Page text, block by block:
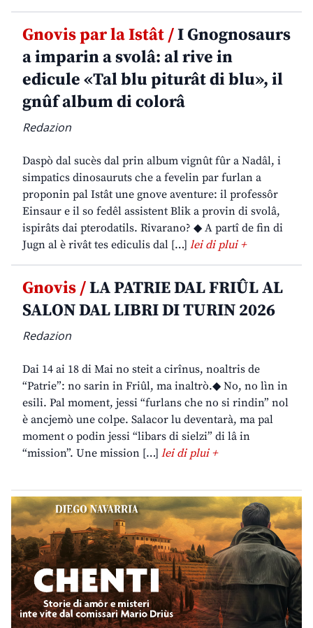
Gnovis par la Istât /I Gnognosaurs
a imparin a svolâ: al rive in
edicule «Tal blu piturât di blu», il
gnûf album di colorâ
Redazion
Daspò dal sucès dal prin album vignût fûr a Nadâl, i
simpatics dinosauruts che a fevelin par furlan a
proponin pal Istât une gnove aventure: il professôr
Einsaur e il so fedêl assistent Blik a provin di svolâ,
ispirâts dai pterodatils. Rivarano? ◆ A partî de fin di
Jugn al è rivât tes ediculis dal […] lei di plui +
Gnovis /LA PATRIE DAL FRIÛL AL
SALON DAL LIBRI DI TURIN 2026
Redazion
Dai 14 ai 18 di Mai no steit a cirînus, noaltris de
“Patrie”: no sarin in Friûl, ma inaltrò.◆ No, no lìn in
esili. Pal moment, jessi “furlans che no si rindin” nol
è ancjemò une colpe. Salacor lu deventarà, ma pal
moment o podin jessi “libars di sielzi” di lâ in
“mission”. Une mission […] lei di plui +